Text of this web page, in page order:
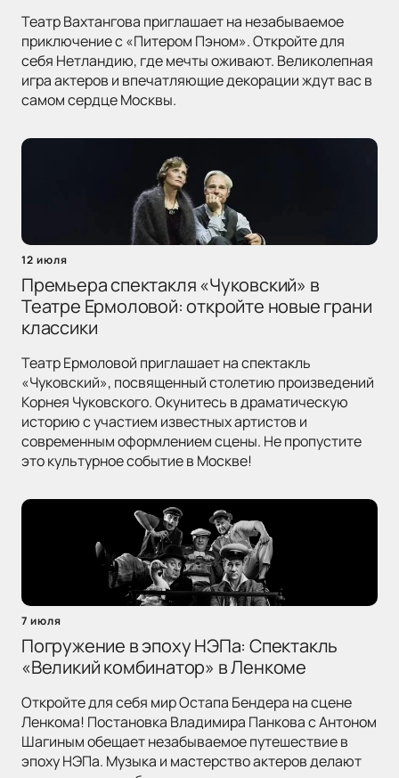
Театр Вахтангова приглашает на незабываемое
приключение с «Питером Пэном». Откройте для
себя Нетландию, где мечты оживают. Великолепная
игра актеров и впечатляющие декорации ждут вас в
самом сердце Москвы.
12 июля
Премьера спектакля «Чуковский» в
Театре Ермоловой: откройте новые грани
классики
Театр Ермоловой приглашает на спектакль
«Чуковский», посвященный столетию произведений
Корнея Чуковского. Окунитесь в драматическую
историю с участием известных артистов и
современным оформлением сцены. Не пропустите
это культурное событие в Москве!
7 июля
Погружение в эпоху НЭПа: Спектакль
«Великий комбинатор» в Ленкоме
Откройте для себя мир Остапа Бендера на сцене
Ленкома! Постановка Владимира Панкова с Антоном
Шагиным обещает незабываемое путешествие в
эпоху НЭПа. Музыка и мастерство актеров делают